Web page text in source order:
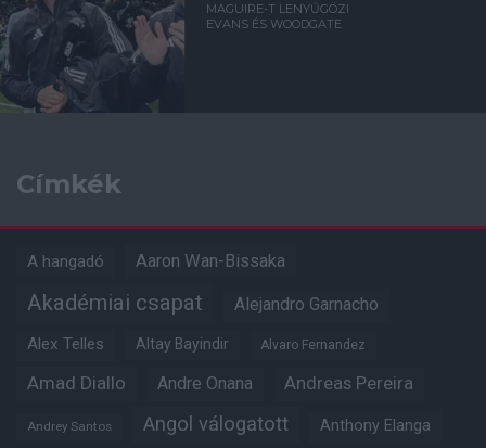
MAGUIRE-T LENYŰGÖZI
EVANS ÉS WOODGATE
Címkék
A hangadó Aaron Wan-Bissaka
Akadémiai csapat Alejandro Garnacho
Alex Telles Altay Bayindir Alvaro Fernandez
Amad Diallo Andre Onana Andreas Pereira
Andrey Santos Angol válogatott Anthony Elanga